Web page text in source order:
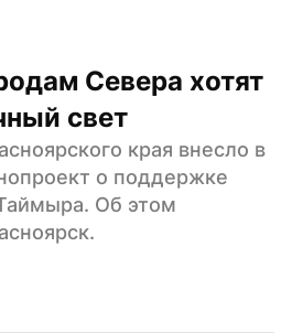
Севера хотят
свет
края внесло в
о поддержке
Об этом